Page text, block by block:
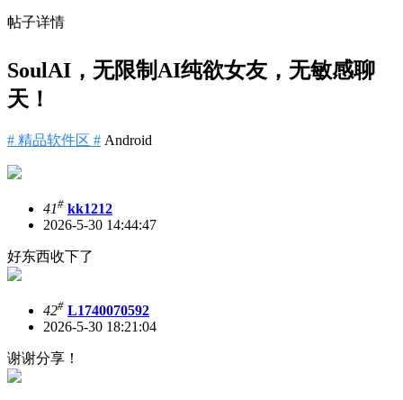
帖子详情
SoulAI，无限制AI纯欲女友，无敏感聊
天！
# 精品软件区 # Android
41# kk1212
2026-5-30 14:44:47
好东西收下了
42# L1740070592
2026-5-30 18:21:04
谢谢分享！